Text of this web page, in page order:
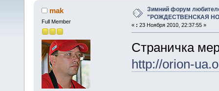
mak
Full Member
Зимний форум
"РОЖДЕСТВЕНСКАЯ
« : 23 Ноября 2010, 22:37:55 »
Страничка
http://orion-